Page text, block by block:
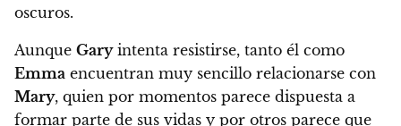
oscuros.
Aunque Garyintenta resistirse, tanto él como
Emma encuentran muy sencillo relacionarse con
Mary, quien por momentos parece dispuesta a
formar parte de sus vidas y por otros parece que